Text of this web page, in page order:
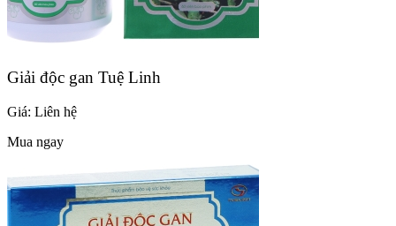
Giải độc gan Tuệ Linh
Giá: Liên hệ
Mua ngay